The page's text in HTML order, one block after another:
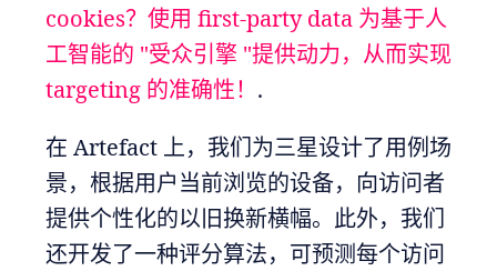
cookies？使用 first-party data 为基于人
工智能的 "受众引擎 "提供动力，从而实现
targeting 的准确性！ .
在 Artefact 上，我们为三星设计了用例场
景，根据用户当前浏览的设备，向访问者
提供个性化的以旧换新横幅。此外，我们
还开发了一种评分算法，可预测每个访问